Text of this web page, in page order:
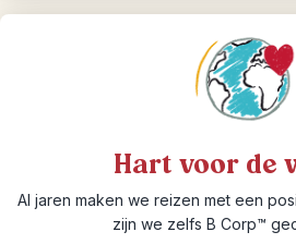
Hart voor de
Al jaren maken we reizen met een
zijn we zelfs B Corp™